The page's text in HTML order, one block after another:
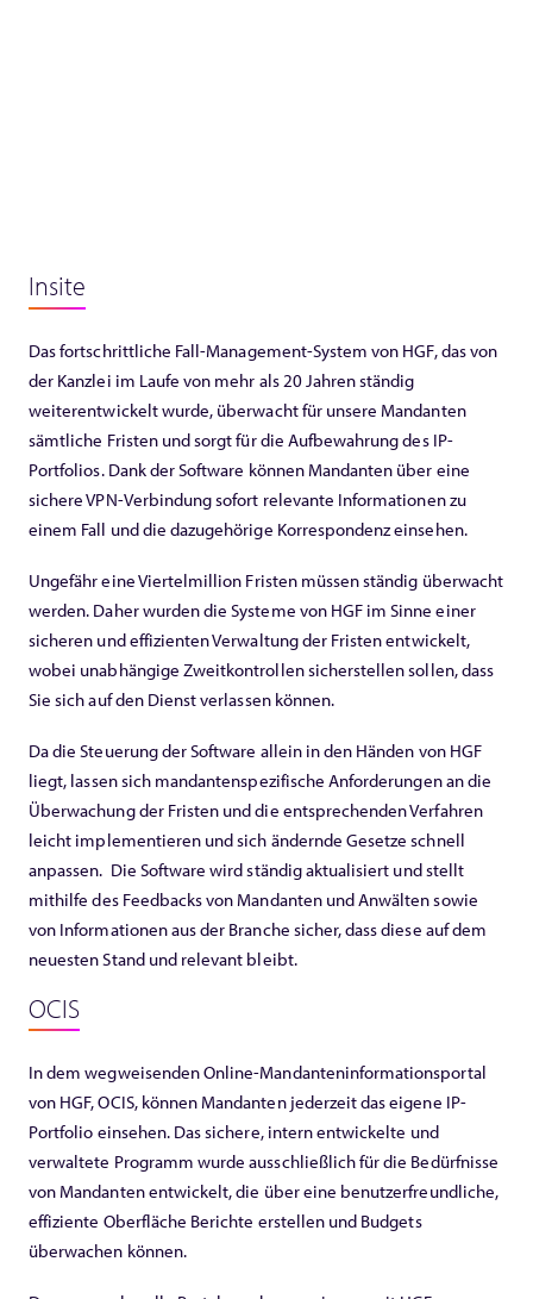
Insite
Das fortschrittliche Fall-Management-System von HGF, das von
der Kanzlei im Laufe von mehr als 20 Jahren ständig
weiterentwickelt wurde, überwacht für unsere Mandanten
sämtliche Fristen und sorgt für die Aufbewahrung des IP-
Portfolios. Dank der Software können Mandanten über eine
sichere VPN-Verbindung sofort relevante Informationen zu
einem Fall und die dazugehörige Korrespondenz einsehen.
Ungefähr eine Viertelmillion Fristen müssen ständig überwacht
werden. Daher wurden die Systeme von HGF im Sinne einer
sicheren und effizienten Verwaltung der Fristen entwickelt,
wobei unabhängige Zweitkontrollen sicherstellen sollen, dass
Sie sich auf den Dienst verlassen können.
Da die Steuerung der Software allein in den Händen von HGF
liegt, lassen sich mandantenspezifische Anforderungen an die
Überwachung der Fristen und die entsprechenden Verfahren
leicht implementieren und sich ändernde Gesetze schnell
anpassen. Die Software wird ständig aktualisiert und stellt
mithilfe des Feedbacks von Mandanten und Anwälten sowie
von Informationen aus der Branche sicher, dass diese auf dem
neuesten Stand und relevant bleibt.
OCIS
In dem wegweisenden Online-Mandanteninformationsportal
von HGF, OCIS, können Mandanten jederzeit das eigene IP-
Portfolio einsehen. Das sichere, intern entwickelte und
verwaltete Programm wurde ausschließlich für die Bedürfnisse
von Mandanten entwickelt, die über eine benutzerfreundliche,
effiziente Oberfläche Berichte erstellen und Budgets
überwachen können.